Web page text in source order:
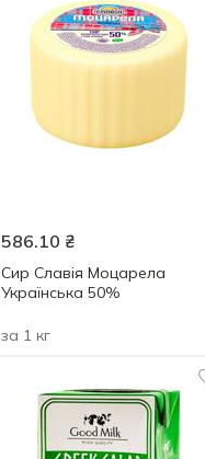
586.10 ₴
Сир Славія Моцарела
Українська 50%
за 1 кг